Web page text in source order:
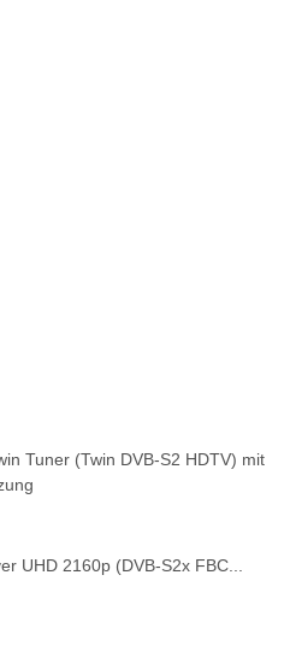
Tuner (Twin DVB-S2 HDTV) mit